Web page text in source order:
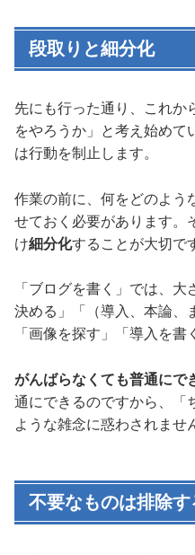
段取りと細分化
先にも行った通り、これか
をやろうか」と考え始めて
は行動を制止します。
作業の前に、何をどのよう
せておく必要があります。
け細分化することが大切で
「ブログを書く」では、
決める」「（導入、本論、
「画像を探す」「導入を書
がんばらなくても普通にで
通にできるのですから、「
ような雑念に惑わされませ
不要なものは排除す